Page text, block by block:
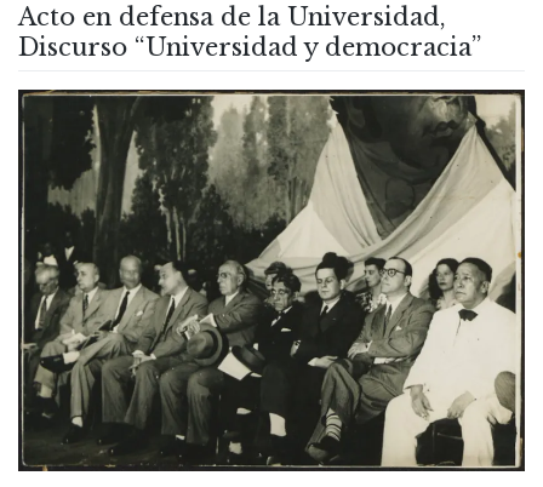
Acto en defensa de la Universidad,
Discurso “Universidad y democracia”